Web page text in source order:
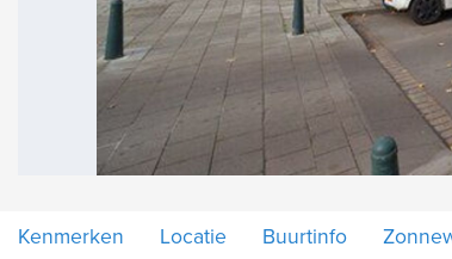
Kenmerken Locatie Buurtinfo